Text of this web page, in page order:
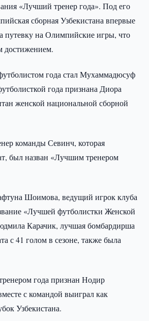
«Лучший тренер года». Под его
сборная Узбекистана впервые
путевку на Олимпийские игры, что
достижением.
года стал Мухаммадюсуф
года признана Диора
женской национальной сборной
команды Севинч, которая
был назван «Лучшим тренером
Шоимова, ведущий игрок клуба
«Лучшей футболистки Женской
Карачик, лучшая бомбардирша
с 41 голом в сезоне, также была
года признан Нодир
с командой выиграл как
Узбекистана.